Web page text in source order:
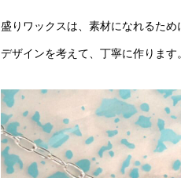
盛りワックスは、素材になれるため
デザインを考えて、丁寧に作ります。